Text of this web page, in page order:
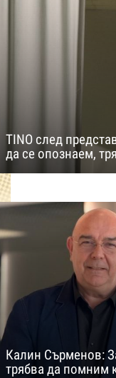
TINO след
да се опознаем,
Калин Сърменов:
трябва да помним